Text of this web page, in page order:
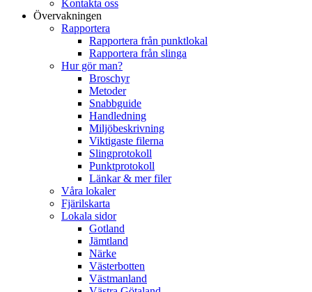
Kontakta oss
Övervakningen
Rapportera
Rapportera från punktlokal
Rapportera från slinga
Hur gör man?
Broschyr
Metoder
Snabbguide
Handledning
Miljöbeskrivning
Viktigaste filerna
Slingprotokoll
Punktprotokoll
Länkar & mer filer
Våra lokaler
Fjärilskarta
Lokala sidor
Gotland
Jämtland
Närke
Västerbotten
Västmanland